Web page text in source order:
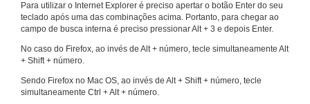
Para utilizar o Internet Explorer é preciso apertar o botão Enter do seu
teclado após uma das combinações acima. Portanto, para chegar ao
campo de busca interna é preciso pressionar Alt + 3 e depois Enter.
No caso do Firefox, ao invés de Alt + número, tecle simultaneamente Alt
+ Shift + número.
Sendo Firefox no Mac OS, ao invés de Alt + Shift + número, tecle
simultaneamente Ctrl + Alt + número.